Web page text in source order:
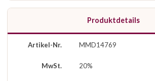
Produktdetails
Artikel-Nr. MMD14769
MwSt. 20%